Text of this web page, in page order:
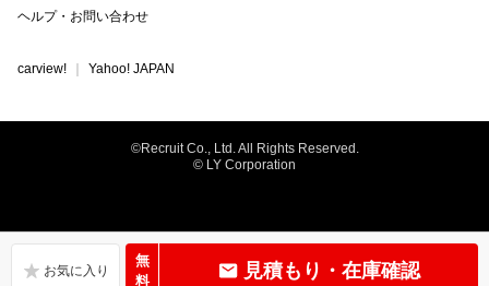
無
料
見積もり・在庫確認
ヘルプ・お問い合わせ
carview! Yahoo! JAPAN
©Recruit Co., Ltd. All Rights Reserved.
© LY Corporation